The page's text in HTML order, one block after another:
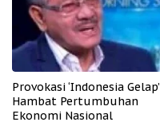
Provokasi ‘Indonesia Gelap’
Hambat Pertumbuhan
Ekonomi Nasional